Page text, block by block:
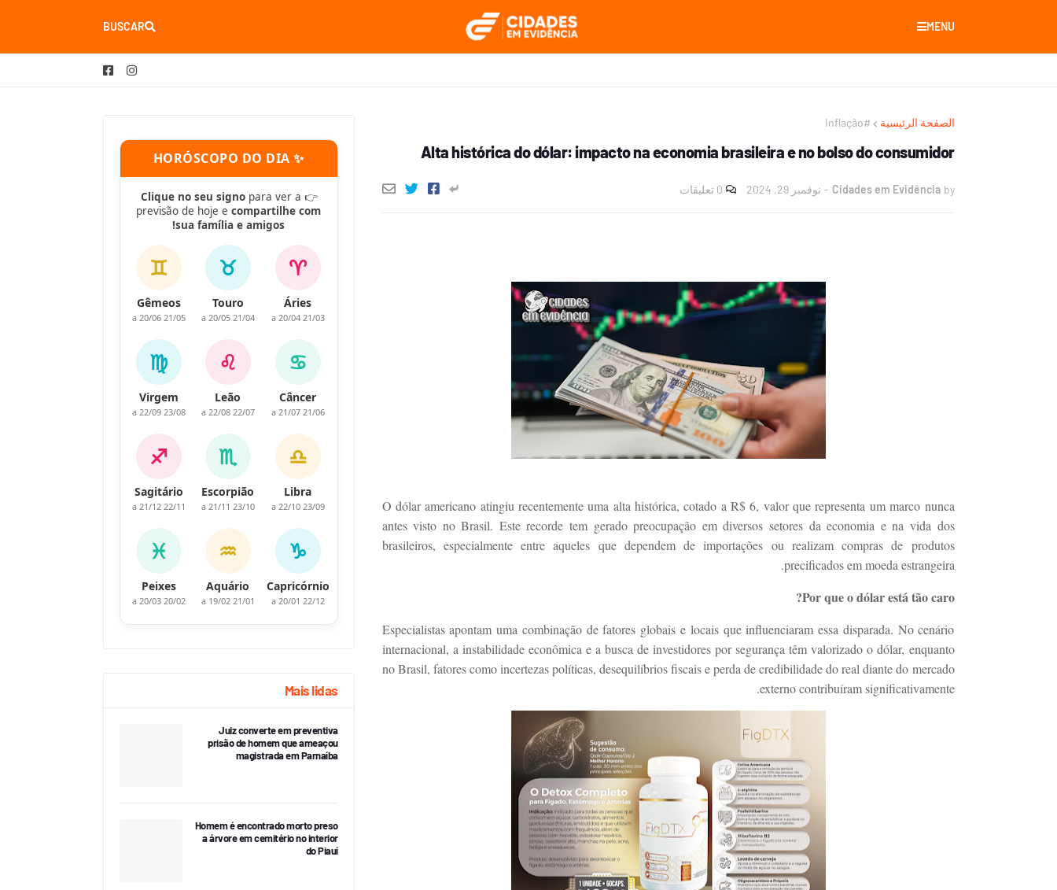
MENU
BUSCAR
الصفحة الرئيسية #Inflação
Alta histórica do dólar: impacto na economia brasileira e no bolso do consumidor
by
Cidades em Evidência
- نوفمبر 29, 2024 0 تعليقات
O dólar americano atingiu recentemente uma alta histórica, cotado a R$ 6, valor que representa um marco nunca
antes visto no Brasil. Este recorde tem gerado preocupação em diversos setores da economia e na vida dos
brasileiros, especialmente entre aqueles que dependem de importações ou realizam compras de produtos
precificados em moeda estrangeira.
Por que o dólar está tão caro?
Especialistas apontam uma combinação de fatores globais e locais que influenciaram essa disparada. No cenário
internacional, a instabilidade econômica e a busca de investidores por segurança têm valorizado o dólar, enquanto
no Brasil, fatores como incertezas políticas, desequilíbrios fiscais e perda de credibilidade do real diante do mercado
externo contribuíram significativamente.
✨ HORÓSCOPO DO DIA
👉
Clique no seu signopara ver a
previsão de hoje e compartilhe com
sua família e amigos!
♈
Áries
21/03 a 20/04
♉
Touro
21/04 a 20/05
♊
Gêmeos
21/05 a 20/06
♋
Câncer
21/06 a 21/07
♌
Leão
22/07 a 22/08
♍
Virgem
23/08 a 22/09
♎
Libra
23/09 a 22/10
♏
Escorpião
23/10 a 21/11
♐
Sagitário
22/11 a 21/12
♑
Capricórnio
22/12 a 20/01
♒
Aquário
21/01 a 19/02
♓
Peixes
20/02 a 20/03
Mais lidas
Juiz converte em preventiva
prisão de homem que ameaçou
magistrada em Parnaíba
Homem é encontrado morto preso
a árvore em cemitério no interior
do Piauí